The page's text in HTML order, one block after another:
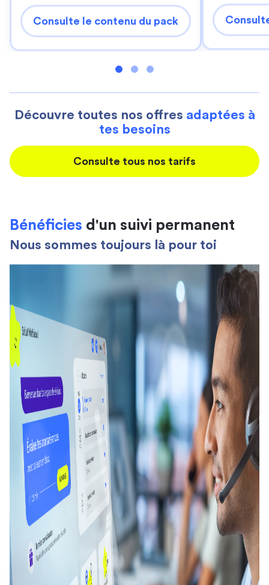
Consulte le contenu du pack
Découvre toutes nos offres adaptées à
tes besoins
Consulte tous nos tarifs
Bénéficies d'un suivi permanent
Nous sommes toujours là pour toi